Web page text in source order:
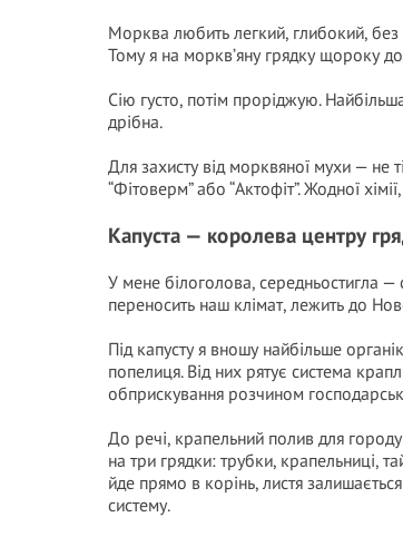
Морква любить легкий, глибокий,
Тому я на моркв’яну грядку щороку
Сію густо, потім проріджую.
дрібна.
Для захисту від морквяної мухи — не
“Фітоверм” або “Актофіт”. Жодної
Капуста — королева центру
У мене білоголова, середньостигла —
переносить наш клімат, лежить до
Під капусту я вношу найбільше
попелиця. Від них рятує система
обприскування розчином
До речі, крапельний полив для
на три грядки: трубки, крапельниці,
йде прямо в корінь, листя
систему.